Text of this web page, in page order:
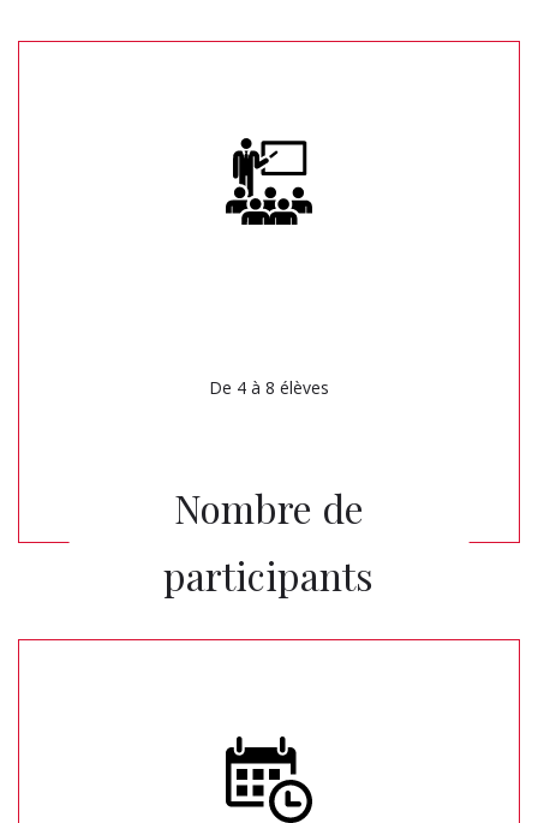
De 4 à 8 élèves
Nombre de
participants